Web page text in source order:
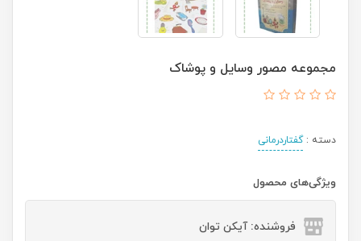
مجموعه مصور وسایل و پوشاک
دسته :گفتاردرمانی
ویژگی‌های محصول
فروشنده: آیکن توان